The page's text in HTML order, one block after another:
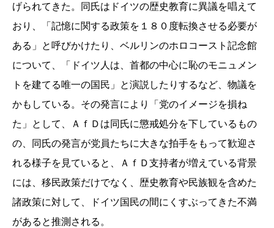
げられてきた。同氏はドイツの歴史教育に異議を唱えて
おり、「記憶に関する政策を１８０度転換させる必要が
ある」と呼びかけたり、ベルリンのホロコースト記念館
について、「ドイツ人は、首都の中心に恥のモニュメン
トを建てる唯一の国民」と演説したりするなど、物議を
かもしている。その発言により「党のイメージを損ね
た」として、ＡｆＤは同氏に懲戒処分を下しているもの
の、同氏の発言が党員たちに大きな拍手をもって歓迎さ
れる様子を見ていると、ＡｆＤ支持者が増えている背景
には、移民政策だけでなく、歴史教育や民族観を含めた
諸政策に対して、ドイツ国民の間にくすぶってきた不満
があると推測される。